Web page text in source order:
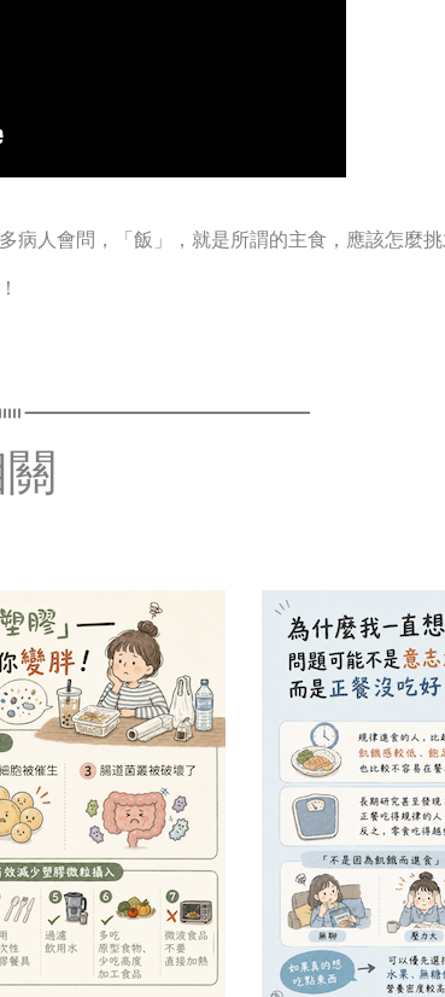
人會問，「飯」，就是所謂的主食，應該怎麼挑